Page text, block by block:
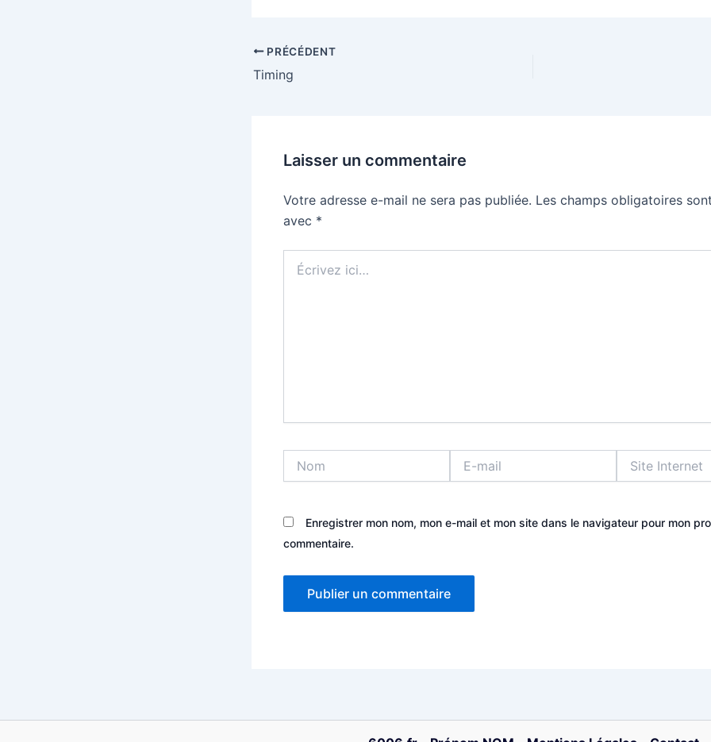
PRÉCÉDENT
Timing
Laisser un commentaire
Votre adresse e-mail ne sera pas publiée. Les champs obligatoires
avec *
ici…
mail
Internet
Enregistrer mon nom, mon e-mail et mon site dans le navigateur pour mon
commentaire.